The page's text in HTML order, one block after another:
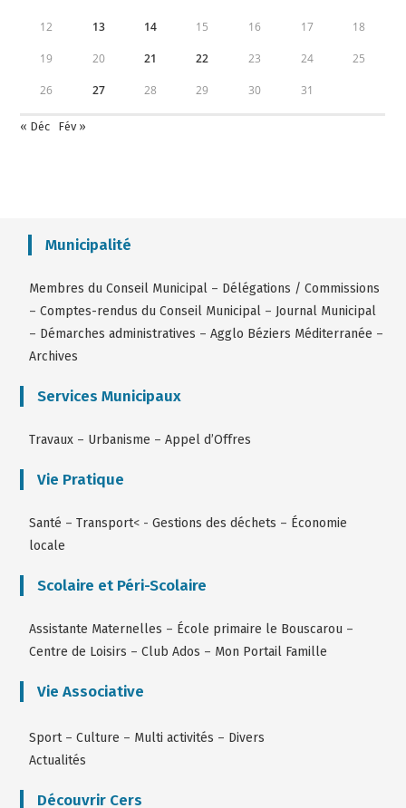
12 13 14 15 16 17 18
19 20 21 22 23 24 25
26 27 28 29 30 31
« Déc Fév »
Municipalité
Membres du Conseil Municipal – Délégations / Commissions
–Comptes-rendus du Conseil Municipal – Journal Municipal
– Démarches administratives –Agglo Béziers Méditerranée –
Archives
Services Municipaux
Travaux – Urbanisme –Appel d’Offres
Vie Pratique
Santé –Transport< -Gestions des déchets – Économie
locale
Scolaire et Péri-Scolaire
Assistante Maternelles – École primaire le Bouscarou –
Centre de Loisirs –Club Ados – Mon Portail Famille
Vie Associative
Sport –Culture – Multi activités – Divers
Actualités
Découvrir Cers